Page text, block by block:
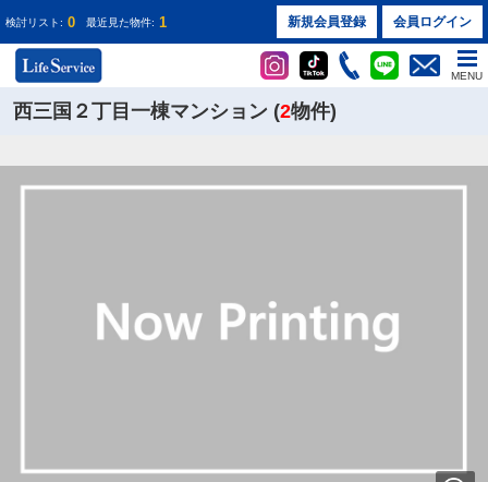
検討リスト: 0 最近見た物件: 1 新規会員登録 会員ログイン
MENU
西三国２丁目一棟マンション (2物件)